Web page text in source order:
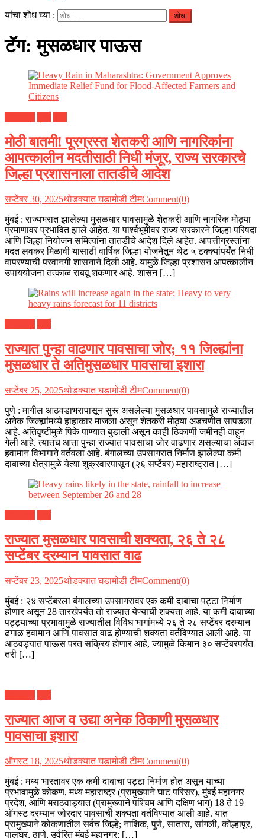
यांचा शोध घ्या :
टॅग:मुसळधार पाऊस
मोठी बातमी! पूरग्रस्त शेतकरी आणि नागरिकांना
आपत्कालीन मदतीसाठी निधी मंजूर, राज्य सरकारचे
जिल्हा प्रशासनाला तातडीचे आदेश
सप्टेंबर 30, 2025थोडक्यात घडामोडी टीमComment(0)
मुंबई : राज्यभरात झालेल्या मुसळधार पावसामुळे शेतकरी आणि नागरिक मोठ्या
प्रमाणावर प्रभावित झाले आहेत. या पार्श्वभूमीवर राज्य सरकारने जिल्हा परिषदा
आणि जिल्हा नियोजन समित्यांना तातडीचे आदेश दिले आहेत. आपत्तीग्रस्तांना
मदत लवकर मिळावी यासाठी वार्षिक जिल्हा योजनेतून थेट ५ टक्क्यांपर्यंत निधी
वापरण्याची परवानगी शासनाने दिली आहे. यामुळे जिल्हा प्रशासन आपत्कालीन
उपाययोजना तत्काळ राबवू शकणार आहे. शासन […]
राज्यात पुन्हा वाढणार पावसाचा जोर; ११ जिल्ह्यांना
मुसळधार ते अतिमुसळधार पावसाचा इशारा
सप्टेंबर 25, 2025थोडक्यात घडामोडी टीमComment(0)
पुणे : मागील आठवडाभरापासून सुरू असलेल्या मुसळधार पावसामुळे राज्यातील
अनेक जिल्ह्यांमध्ये हाहाकार माजला असून शेतकरी मोठ्या अडचणीत सापडला
आहे. अतिवृष्टीमुळे पिके पाण्यात बुडाली असून काही ठिकाणी जमीनही वाहून
गेली आहे. त्यातच आता पुन्हा राज्यात पावसाचा जोर वाढणार असल्याचा अंदाज
हवामान विभागाने वर्तवला आहे. बंगालच्या उपसागरात निर्माण झालेल्या कमी
दाबाच्या क्षेत्रामुळे येत्या शुक्रवारपासून (२६ सप्टेंबर) महाराष्ट्रात […]
राज्यात मुसळधार पावसाची शक्यता, २६ ते २८
सप्टेंबर दरम्यान पावसात वाढ
सप्टेंबर 23, 2025थोडक्यात घडामोडी टीमComment(0)
मुंबई : २४ सप्टेंबरला बंगालच्या उपसागरावर एक कमी दाबाचा पट्टा निर्माण
होणार असून 28 तारखेपर्यंत तो राज्यात येण्याची शक्यता आहे. या कमी दाबाच्या
पट्ट्याच्या प्रभावामुळे राज्यातील विविध भागांमध्ये २६ ते २८ सप्टेंबर दरम्यान
ढगाळ हवामान आणि पावसात वाढ होण्याची शक्यता वर्तविण्यात आली आहे. या
आठवड्यात पाऊस परत सक्रिय होणार आहे, ज्यामुळे किमान ३० सप्टेंबरपर्यंत
तरी […]
राज्यात आज व उद्या अनेक ठिकाणी मुसळधार
पावसाचा इशारा
ऑगस्ट 18, 2025थोडक्यात घडामोडी टीमComment(0)
मुंबई : मध्य भारतावर एक कमी दाबाचा पट्टा निर्माण होत असून याच्या
प्रभावामुळे कोकण, मध्य महाराष्ट्र (प्रामुख्याने घाट परिसर), मुंबई महानगर
प्रदेश, आणि मराठवाड्यात (प्रामुख्याने पश्चिम आणि दक्षिण भाग) 18 ते 19
ऑगस्ट दरम्यान जोरदार पावसाची शक्यता वर्तविण्यात आली आहे. यात
प्रामुख्याने कोकणातील सर्वच जिल्हे; नाशिक, पुणे, सातारा, सांगली, कोल्हापूर,
पालघर, ठाणे, उर्वरित मुंबई महानगर; […]